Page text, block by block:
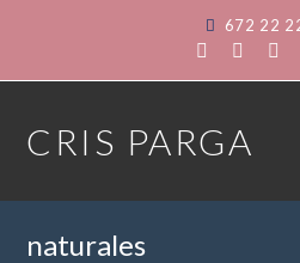
672 22
CRIS PARGA
naturales